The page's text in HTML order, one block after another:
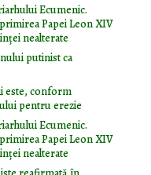
Ecumenic.
Papei Leon XIV
nealterate
putinist ca
este, conform
pentru erezie
Ecumenic.
Papei Leon XIV
nealterate